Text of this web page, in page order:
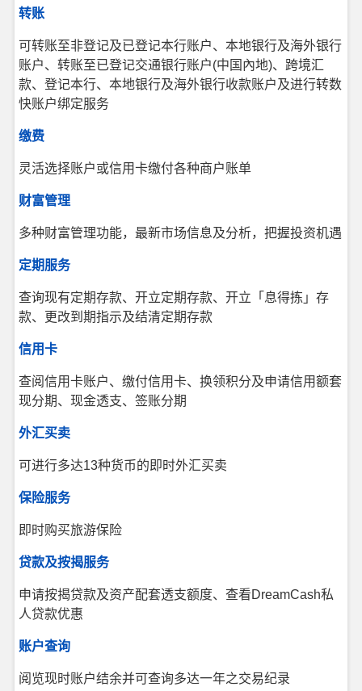
转账
可转账至非登记及已登记本行账户、本地银行及海外银行
账户、转账至已登记交通银行账户(中国內地)、跨境汇
款、登记本行、本地银行及海外银行收款账户及进行转数
快账户绑定服务
缴费
灵活选择账户或信用卡缴付各种商户账单
财富管理
多种财富管理功能，最新市场信息及分析，把握投资机遇
定期服务
查询现有定期存款、开立定期存款、开立「息得拣」存
款、更改到期指示及结清定期存款
信用卡
查阅信用卡账户、缴付信用卡、换领积分及申请信用额套
现分期、现金透支、签账分期
外汇买卖
可进行多达13种货币的即时外汇买卖
保险服务
即时购买旅游保险
贷款及按揭服务
申请按揭贷款及资产配套透支额度、查看DreamCash私
人贷款优惠
账户查询
阅览现时账户结余并可查询多达一年之交易纪录